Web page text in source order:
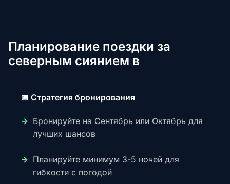
Планирование поездки за
северным сиянием в
📅 Стратегия бронирования
Бронируйте на Сентябрь или Октябрь для
лучших шансов
Планируйте минимум 3-5 ночей для
гибкости с погодой